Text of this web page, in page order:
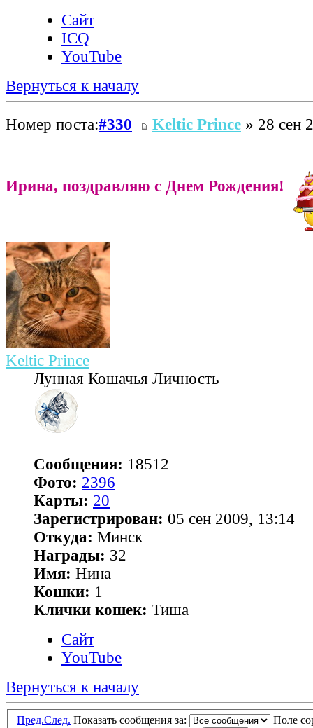
Сайт
ICQ
YouTube
Вернуться к началу
Номер поста:#330 Keltic Prince » 28 сен
Ирина, поздравляю с Днем Рождения!
Keltic Prince
Лунная Кошачья Личность
Сообщения: 18512
Фото: 2396
Карты: 20
Зарегистрирован: 05 сен 2009, 13:14
Откуда: Минск
Награды: 32
Имя: Нина
Кошки: 1
Клички кошек: Тиша
Сайт
YouTube
Вернуться к началу
Пред.След. Показать сообщения за: Поле